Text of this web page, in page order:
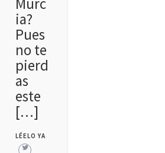
ia?
Pues
no te
pierd
as
este
[…]
LÉELO YA